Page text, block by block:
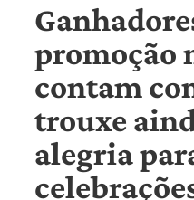
promoção
contam
trouxe
alegria